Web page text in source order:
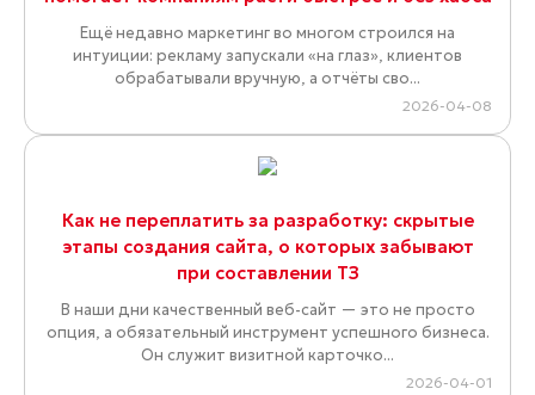
Ещё недавно маркетинг во многом строился на
интуиции: рекламу запускали «на глаз», клиентов
обрабатывали вручную, а отчёты сво...
2026-04-08
Как не переплатить за разработку: скрытые
этапы создания сайта, о которых забывают
при составлении ТЗ
В наши дни качественный веб-сайт — это не просто
опция, а обязательный инструмент успешного бизнеса.
Он служит визитной карточко...
2026-04-01